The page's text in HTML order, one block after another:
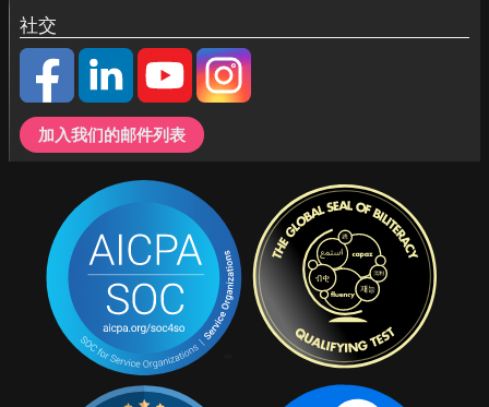
社交
加入我们的邮件列表